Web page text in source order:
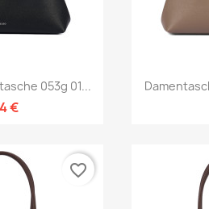
053g 01...
€
favorite_border